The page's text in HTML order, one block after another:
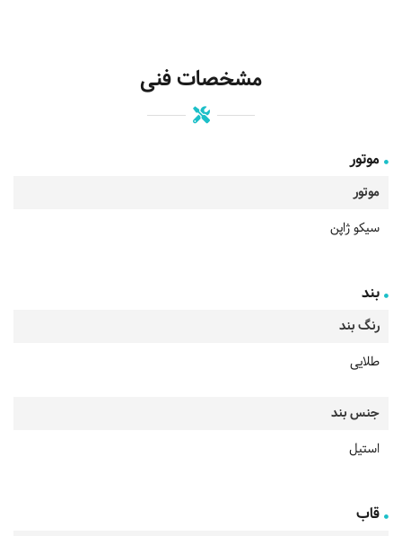
مشخصات فنی
موتور
موتور
سیکو ژاپن
بند
رنگ بند
طلایی
جنس بند
استیل
قاب